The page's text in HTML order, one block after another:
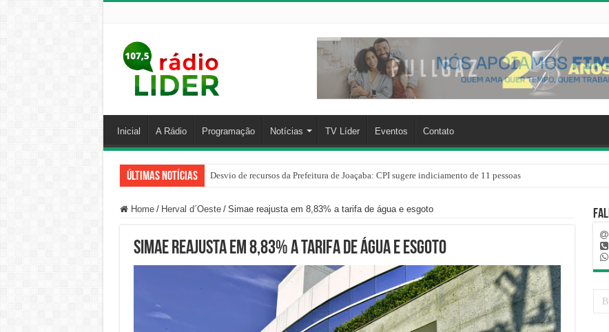
Inicial A Rádio Programação Notícias TV Líder Eventos Contato
Últimas Notícias Desvio de recursos da Prefeitura de Joaçaba: CPI sugere indiciamento de 11 pessoas
PM prende homem por agredir companheira e apreende quase 1 kg de drogas na sua residência em Herval
Home / Herval d´Oeste / Simae reajusta em 8,83% a tarifa de água e esgoto
Simae reajusta em 8,83% a tarifa de água e esgoto